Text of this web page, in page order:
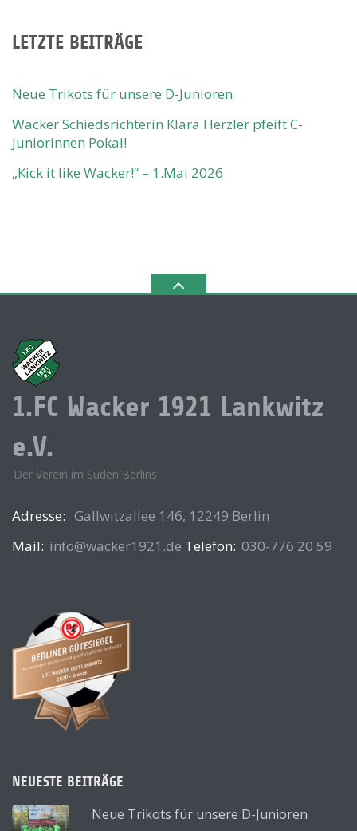
LETZTE BEITRÄGE
Neue Trikots für unsere D-Junioren
Wacker Schiedsrichterin Klara Herzler pfeift C-
Juniorinnen Pokal!
„Kick it like Wacker!“ – 1.Mai 2026
1.FC Wacker 1921 Lankwitz
e.V.
Der Verein im Süden Berlins
Adresse: Gallwitzallee 146, 12249 Berlin
Mail: info@wacker1921.de Telefon: 030-776 20 59
NEUESTE BEITRÄGE
Neue Trikots für unsere D-Junioren